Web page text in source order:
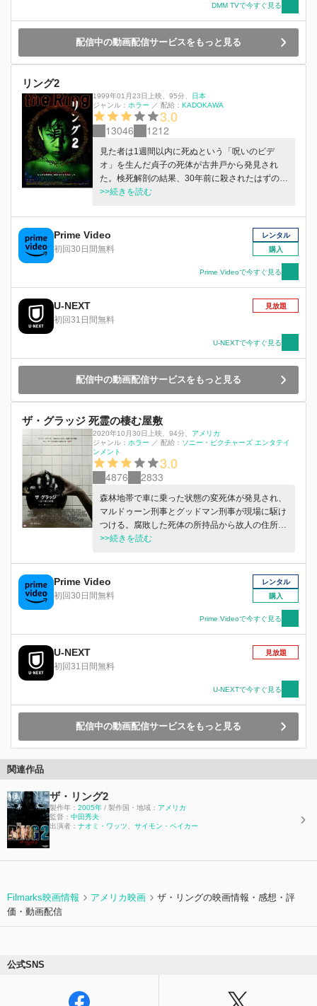
DMM TVで今すぐ見る
配信中の動画配信サービスをもっと見る
リング2
1999年01月23日上映 95分
日本
ジャンル： ホラー ／ 配給： KADOKAWA
3.0
13046 1212
見た者は1週間以内に死ぬという「呪いのビデ
オ」を生んだ貞子の死体が古井戸から発見され
た。検死解剖の結果、30年前に殺されたはずの彼
女の死亡時期が1、2年前と判明する。一方、舞は
行方を追い始める。
>>続きを読む
Prime Video
初回30日間無料
レンタル
購入
Prime Videoで今すぐ見る
U-NEXT
初回31日間無料
見放題
U-NEXTで今すぐ見る
配信中の動画配信サービスをもっと見る
ザ・グラッジ 死霊の棲む屋敷
2020年10月30日上映 94分
アメリカ
ジャンル： ホラー ／ 配給： ソニー・ピクチャーズ エンタテイ
ンメント
3.0
4876 2833
森林地帯で車に乗った状態の変死体が発見され、
マルドゥーン刑事とグッドマン刑事が現場に駆け
つける。腐敗した死体の所持品から故人の住所が
明らかになり、そこは2年前にグッドマン刑事が
件」の現場だった。
>>続きを読む
Prime Video
初回30日間無料
レンタル
購入
Prime Videoで今すぐ見る
U-NEXT
初回31日間無料
見放題
U-NEXTで今すぐ見る
配信中の動画配信サービスをもっと見る
関連作品
ザ・リング2
製作年： 2005年 / 製作国・地域： アメリカ
監督： 中田秀夫
出演者： ナオミ・ワッツ サイモン・ベイカー
Filmarks映画情報 アメリカ映画
ザ・リングの映画情報・感想・評
価・動画配信
公式SNS